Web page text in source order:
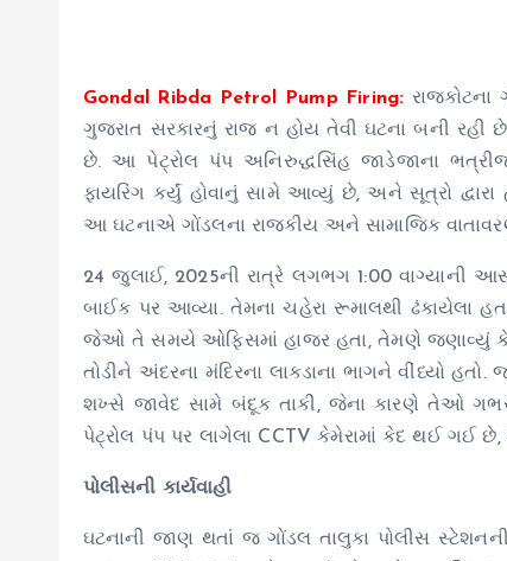
Gondal Ribda Petrol Pump Firing:
ગુજરાત સરકારનું રાજ ન હોય તેવી ઘટના બની રહી
છે. આ પેટ્રોલ પંપ અનિરુદ્ધસિંહ જાડેજાના
ફાયરિંગ કર્યું હોવાનું સામે આવ્યું છે, અને સૂત્રો
આ ઘટનાએ ગોંડલના રાજકીય અને સામાજિક
24 જુલાઈ, 2025ની રાત્રે લગભગ 1:00 વાગ્યાની
બાઈક પર આવ્યા. તેમના ચહેરા રૂમાલથી ઢંકાયેલા
જેઓ તે સમયે ઓફિસમાં હાજર હતા, તેમણે જણાવ્યું કે
તોડીને અંદરના મંદિરના લાકડાના ભાગને વીંધ્યો
શખ્સે જાવેદ સામે બંદૂક તાકી, જેના કારણે તેઓ
પેટ્રોલ પંપ પર લાગેલા CCTV કેમેરામાં કેદ થઈ ગઈ
પોલીસની કાર્યવાહી
ઘટનાની જાણ થતાં જ ગોંડલ તાલુકા પોલીસ